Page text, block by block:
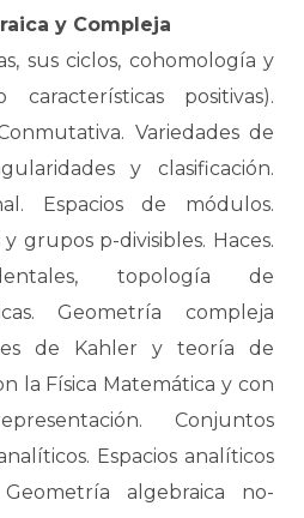
y Compleja
sus ciclos, cohomología y
características positivas).
Variedades de
y clasificación.
Espacios de módulos.
grupos p-divisibles. Haces.
topología de
Geometría compleja
de Kahler y teoría de
la Física Matemática y con
Conjuntos
Espacios analíticos
algebraica no-